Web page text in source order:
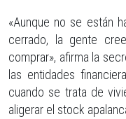
«Aunque no se están
cerrado, la gente
comprar», afirma la
las entidades
cuando se trata de
aligerar el stock